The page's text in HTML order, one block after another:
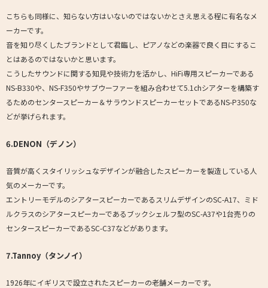
こちらも同様に、知らない方はいないのではないかとさえ思える程に有名なメ
ーカーです。
音を知り尽くしたブランドとして君臨し、ピアノなどの楽器で良く目にするこ
とはあるのではないかと思います。
こうしたサウンドに関する知見や技術力を活かし、HiFi専用スピーカーである
NS-B330や、NS-F350やサブウーファーを組み合わせて5.1chシアターを構築す
るためのセンタースピーカー＆サラウンドスピーカーセットであるNS-P350な
どが挙げられます。
6.DENON（デノン）
音質が高くスタイリッシュなデザインが融合したスピーカーを製造している人
気のメーカーです。
エントリーモデルのシアタースピーカーであるスリムデザインのSC-A17、ミド
ルクラスのシアタースピーカーであるブックシェルフ型のSC-A37や1台売りの
センタースピーカーであるSC-C37などがあります。
7.Tannoy（タンノイ）
1926年にイギリスで設立されたスピーカーの老舗メーカーです。